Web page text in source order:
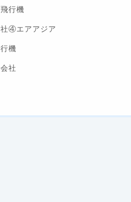
行機
④エアアジア
機
社